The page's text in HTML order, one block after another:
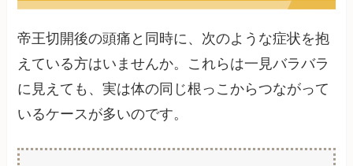
帝王切開後の頭痛と同時に、次のような症状を抱
えている方はいませんか。これらは一見バラバラ
に見えても、実は体の同じ根っこからつながって
いるケースが多いのです。